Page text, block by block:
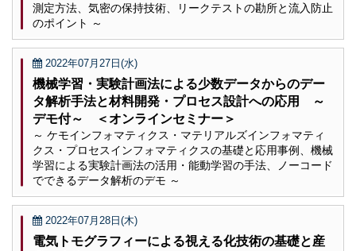
測定方法、気密の保持技術、リークテストの勘所と流入防止
のポイント ～
2022年07月27日(水)
機械学習・実験計画法による少数データからのデー
タ解析手法と材料開発・プロセス設計への応用 ～
デモ付～ ＜オンラインセミナー＞
～ ケモインフォマティクス・マテリアルズインフォマティ
クス・プロセスインフォマティクスの基礎と応用事例、機械
学習による実験計画法の活用・能動学習の手法、ノーコード
でできるデータ解析のデモ ～
2022年07月28日(木)
電気トモグラフィーによる視える化技術の基礎と産